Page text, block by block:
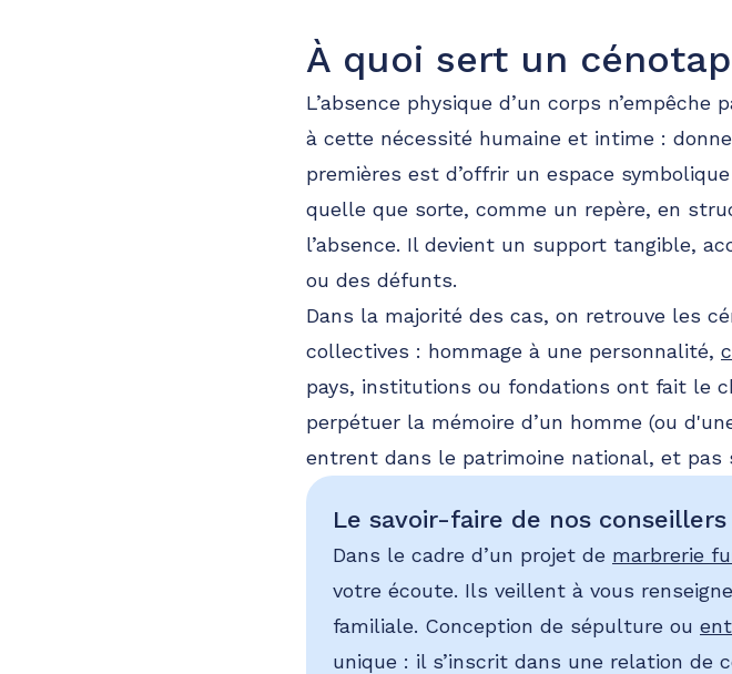
À quoi sert un
L’absence physique d’un corps
à cette nécessité humaine et intime :
premières est d’offrir un espace
quelle que sorte, comme un repère, en
l’absence. Il devient un support tangible,
ou des défunts.
Dans la majorité des cas, on retrouve les
collectives : hommage à une personnalité,
pays, institutions ou fondations ont fait le
perpétuer la mémoire d’un homme (ou
entrent dans le patrimoine national, et pas
Le savoir-faire de nos
Dans le cadre d’un projet de marbrerie
votre écoute. Ils veillent à vous
familiale. Conception de sépulture ou
unique : il s’inscrit dans une relation de